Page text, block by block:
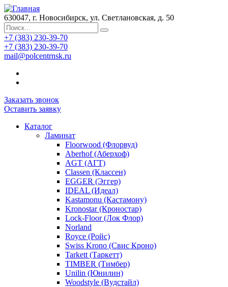
630047, г. Новосибирск, ул. Светлановская, д. 50
+7 (383) 230-39-70
+7 (383) 230-39-70
mail@polcentrnsk.ru
Заказать звонок
Оставить заявку
Каталог
Ламинат
Floorwood (Флорвуд)
Aberhof (Аберхоф)
AGT (АГТ)
Classen (Классен)
EGGER (Эггер)
IDEAL (Идеал)
Kastamonu (Кастамону)
Kronostar (Кроностар)
Lock-Floor (Лок Флор)
Norland
Royce (Ройс)
Swiss Krono (Свис Кроно)
Tarkett (Таркетт)
TIMBER (Тимбер)
Unilin (Юнилин)
Woodstyle (Вудстайл)